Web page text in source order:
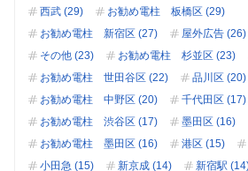
西武 (29)
お勧め電柱 板橋区 (29)
お勧め電柱 新宿区 (27)
屋外広告 (26)
その他 (23)
お勧め電柱 杉並区 (23)
お勧め電柱 世田谷区 (22)
品川区 (20)
お勧め電柱 中野区 (20)
千代田区 (17)
お勧め電柱 渋谷区 (17)
墨田区 (16)
お勧め電柱 墨田区 (16)
港区 (15)
小田急 (15)
新京成 (14) 新宿駅